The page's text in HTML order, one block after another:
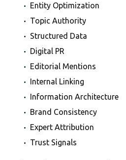
Entity Optimization
Topic Authority
Structured Data
Digital PR
Editorial Mentions
Internal Linking
Information Architecture
Brand Consistency
Expert Attribution
Trust Signals